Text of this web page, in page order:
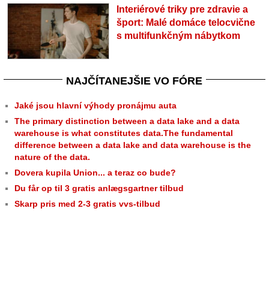
Interiérové triky pre zdravie a
šport: Malé domáce telocvične
s multifunkčným nábytkom
NAJČÍTANEJŠIE VO FÓRE
Jaké jsou hlavní výhody pronájmu auta
The primary distinction between a data lake and a data
warehouse is what constitutes data.The fundamental
difference between a data lake and data warehouse is the
nature of the data.
Dovera kupila Union... a teraz co bude?
Du får op til 3 gratis anlægsgartner tilbud
Skarp pris med 2-3 gratis vvs-tilbud